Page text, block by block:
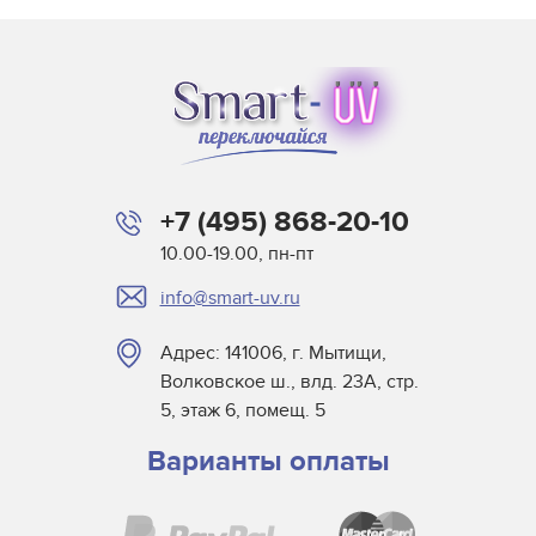
+7 (495) 868-20-10
10.00-19.00, пн-пт
info@smart-uv.ru
Адрес: 141006, г. Мытищи,
Волковское ш., влд. 23А, стр.
5, этаж 6, помещ. 5
Варианты оплаты